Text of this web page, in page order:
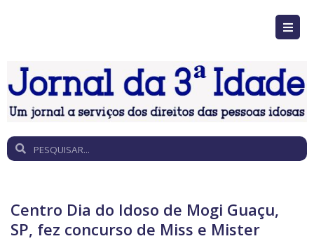
Centro Dia do Idoso de Mogi Guaçu,
SP, fez concurso de Miss e Mister